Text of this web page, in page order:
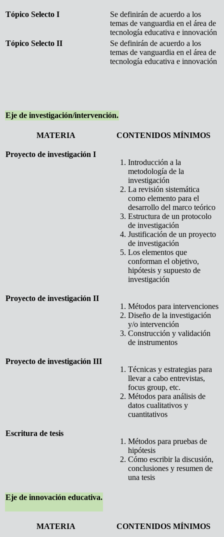
Tópico Selecto I
Se definirán de acuerdo a los
temas de vanguardia en el área de
tecnología educativa e innovación
Tópico Selecto II
Se definirán de acuerdo a los
temas de vanguardia en el área de
tecnología educativa e innovación
Eje de investigación/intervención.
MATERIA CONTENIDOS MÍNIMOS
Proyecto de investigación I
Introducción a la
metodología de la
investigación
La revisión sistemática
como elemento para el
desarrollo del marco teórico
Estructura de un protocolo
de investigación
Justificación de un proyecto
de investigación
Los elementos que
conforman el objetivo,
hipótesis y supuesto de
investigación
Proyecto de investigación II
Métodos para intervenciones
Diseño de la investigación
y/o intervención
Construcción y validación
de instrumentos
Proyecto de investigación III
Técnicas y estrategias para
llevar a cabo entrevistas,
focus group, etc.
Métodos para análisis de
datos cualitativos y
cuantitativos
Escritura de tesis
Métodos para pruebas de
hipótesis
Cómo escribir la discusión,
conclusiones y resumen de
una tesis
Eje de innovación educativa.
MATERIA CONTENIDOS MÍNIMOS